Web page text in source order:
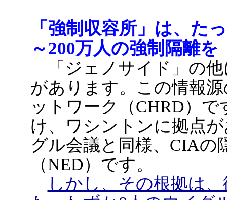
「強制収容所」は、た
～200万人の強制隔離を
「ジェノサイド」の他
があります。この情報
ットワーク（CHRD）
け、ワシントンに拠点
グル会議と同様、CIAの
（NED）です。
しかし、その根拠は